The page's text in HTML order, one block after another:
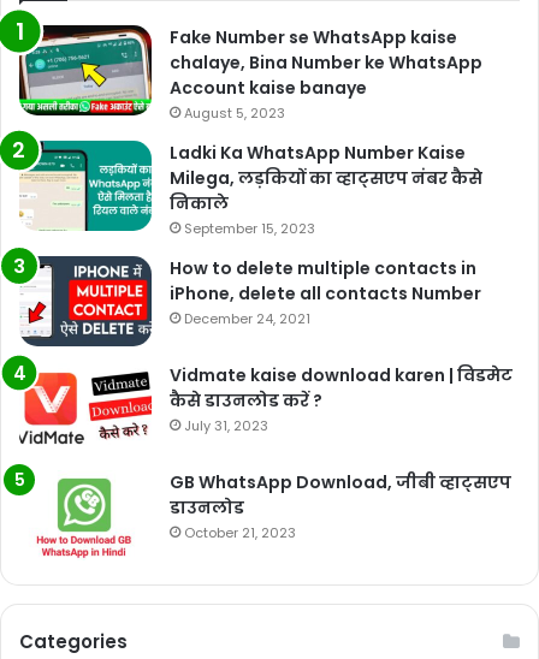
Fake Number se WhatsApp kaise
chalaye, Bina Number ke WhatsApp
Account kaise banaye
August 5, 2023
Ladki Ka WhatsApp Number Kaise
Milega, लड़कियों का व्हाट्सएप नंबर कैसे
निकाले
September 15, 2023
How to delete multiple contacts in
iPhone, delete all contacts Number
December 24, 2021
Vidmate kaise download karen | विडमेट
कैसे डाउनलोड करें ?
July 31, 2023
GB WhatsApp Download, जीबी व्हाट्सएप
डाउनलोड
October 21, 2023
Categories